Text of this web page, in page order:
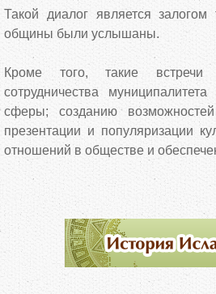
Такой диалог является
общины были услышаны.
Кроме того, такие встречи
сотрудничества
сферы; созданию
презентации и популяризации
отношений в обществе и